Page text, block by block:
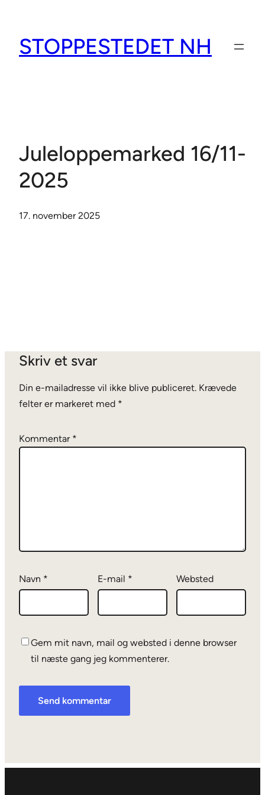
indhold
STOPPESTEDET NH
Juleloppemarked 16/11-
2025
17. november 2025
Skriv et svar
Din e-mailadresse vil ikke blive publiceret. Krævede
felter er markeret med *
Kommentar *
Navn * E-mail * Websted
Gem mit navn, mail og websted i denne browser
til næste gang jeg kommenterer.